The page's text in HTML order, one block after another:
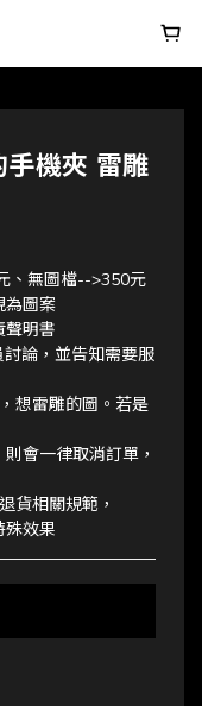
機夾 雷雕
、無圖檔-->350元
為圖案
聲明書
論，並告知需要服
想雷雕的圖。若是
會一律取消訂單，
貨相關規範，
殊效果